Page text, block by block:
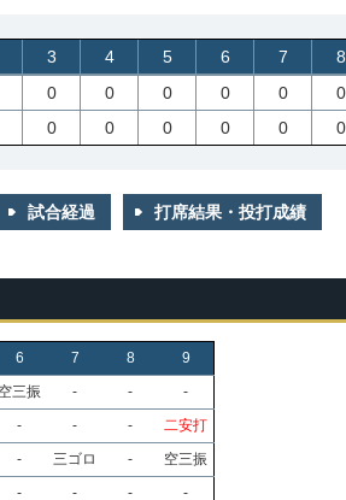
3 4 5 6 7 8
0 0 0 0 0 0
0 0 0 0 0 0
試合経過 打席結果・投打成績
6 7 8
9
空三振 - -
-
- - -
二安打
- 三ゴロ -
空三振
- - -
-